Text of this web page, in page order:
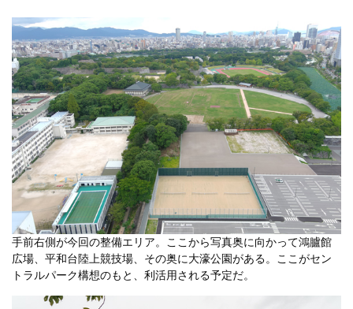
手前右側が今回の整備エリア。ここから写真奥に向かって鴻臚館
広場、平和台陸上競技場、その奥に大濠公園がある。ここがセン
トラルパーク構想のもと、利活用される予定だ。